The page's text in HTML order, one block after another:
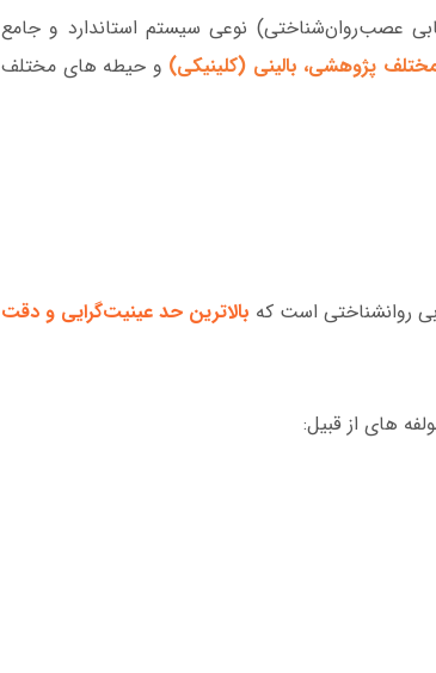
عصب‌روان‌شناختی) نوعی سیستم استاندارد و جامع
پژوهشی، بالینی (کلینیکی) و حیطه­ های مختلف
بالاترین حد عینیت‌گرایی و دقت
­های از قبیل: